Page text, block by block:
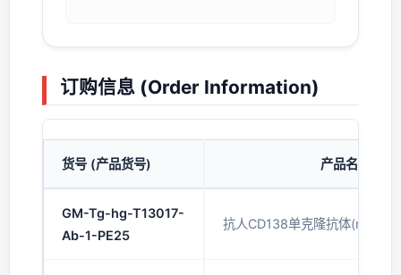
订购信息 (Order Information)
货号 (产品货号) 产品名称
GM-Tg-hg-T13017-
Ab-1-PE25
抗人CD138单克隆抗体